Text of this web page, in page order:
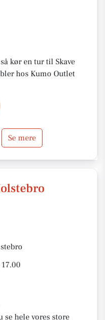
kør en tur til Skave
hos Kumo Outlet
Se mere
hele vores store